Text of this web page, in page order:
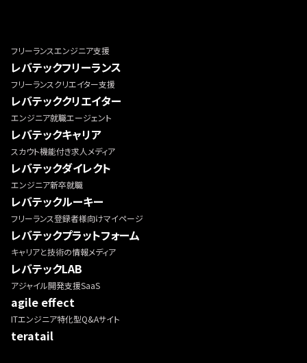
フリーランスエンジニア支援
レバテックフリーランス
フリーランスクリエイター支援
レバテッククリエイター
エンジニア就職エージェント
レバテックキャリア
スカウト機能付き求人メディア
レバテックダイレクト
エンジニア新卒就職
レバテックルーキー
フリーランス登録者様向けマイページ
レバテックプラットフォーム
キャリアと技術の情報メディア
レバテックLAB
アジャイル開発支援SaaS
agile effect
ITエンジニア特化型Q&Aサイト
teratail